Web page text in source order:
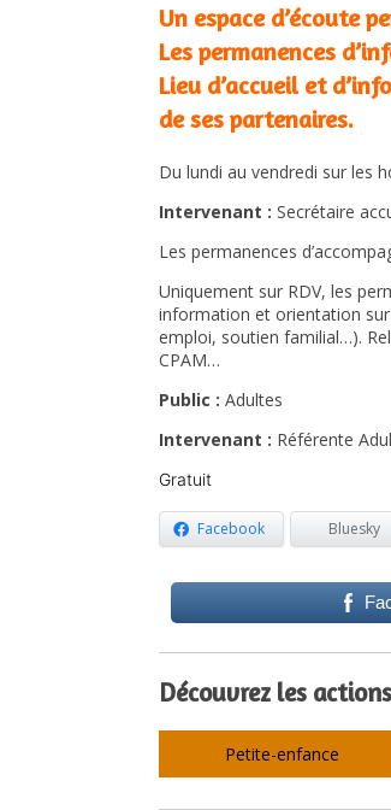
Un espace d’écoute
Les permanences
Lieu d’accueil et
de ses partenaires.
Du lundi au vendredi sur les
Intervenant : Secrétaire
Les permanences
Uniquement sur RDV, les
information et orientation
emploi, soutien familial…).
CPAM…
Public : Adultes
Intervenant : Référente
Gratuit
Facebook Bluesky
Découvrez les
Petite-enfance